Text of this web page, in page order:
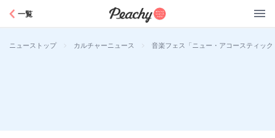
一覧
ニューストップ > カルチャーニュース > 音楽フェス「ニュー・アコースティッ